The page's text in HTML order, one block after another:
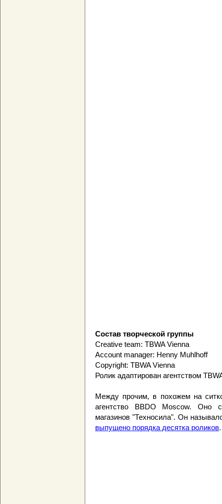
Состав творческой группы
Creative team: TBWA Vienna
Account manager: Henny Muhlhoff
Copyright: TBWA Vienna
Ролик адаптирован агентством
Между прочим, в похожем на
агентство BBDO Moscow. Оно
магазинов "Техносила". Он
выпущено порядка десятка роликов.